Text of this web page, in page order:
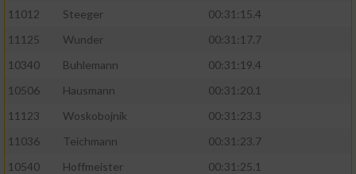
11012
Steeger
00:31:15.4
11125
Wunder
00:31:17.7
10340
Buhlemann
00:31:19.4
10506
Hausmann
00:31:20.1
11123
Woskobojnik
00:31:23.3
11036
Teichmann
00:31:23.7
10540
Hoffmeister
00:31:25.1